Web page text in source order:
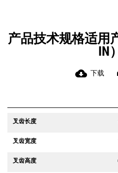
产品技术规格适用
IN）
cloud_download 下载
叉齿长度
叉齿宽度
叉齿高度